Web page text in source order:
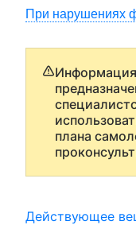
При нарушениях
Информация
плана
Действующее